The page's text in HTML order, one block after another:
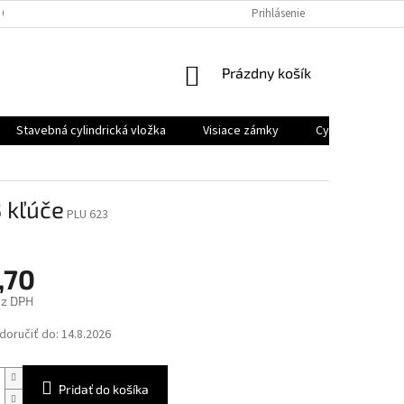
ÚDAJOV Prihlásenie
NÁKUPNÝ
Prázdny košík
Stavebná cylindrická vložka Visiace zámky
Cyklo a moto
kľúčePLU 623
DPH
do: 14.8.2026
Pridať do košíka